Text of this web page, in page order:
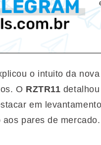
o intuito da
O RZTR11
em
pares de mercado.